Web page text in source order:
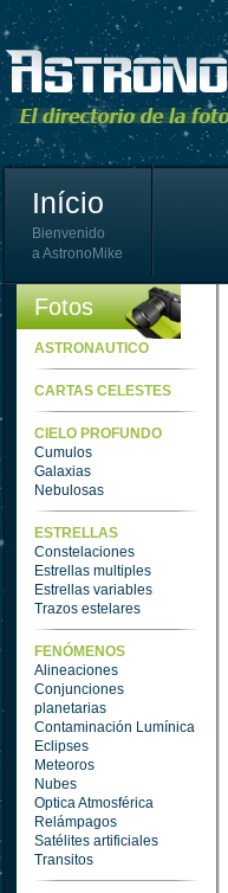
Início
Bienvenido
a AstronoMike
Fotos
ASTRONAUTICO
CARTAS CELESTES
CIELO PROFUNDO
Cumulos
Galaxias
Nebulosas
ESTRELLAS
Constelaciones
Estrellas multiples
Estrellas variables
Trazos estelares
FENÓMENOS
Alineaciones
Conjunciones
planetarias
Contaminación Lumínica
Eclipses
Meteoros
Nubes
Optica Atmosférica
Relámpagos
Satélites artificiales
Transitos